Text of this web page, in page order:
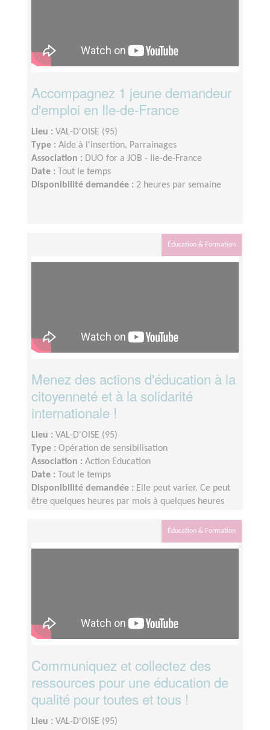
Accompagnez 1 jeune demandeur
d'emploi en Ile-de-France
Lieu : VAL-D'OISE (95)
Type : Aide à l'insertion, Parrainages
Association : DUO for a JOB - Ile-de-France
Date :
Tout le temps
Disponibilité demandée : 2 heures par semaine
Éducation & Formation
Menez des actions d'éducation à la
citoyenneté et à la solidarité
internationale !
Lieu : VAL-D'OISE (95)
Type : Opération de sensibilisation
Association : Action Education
Date :
Tout le temps
Disponibilité demandée : Elle peut varier. Ce peut
être quelques heures par mois à quelques heures
Éducation & Formation
Communiquez et collectez des
ressources pour une éducation de
qualité pour toutes et tous !
Lieu : VAL-D'OISE (95)